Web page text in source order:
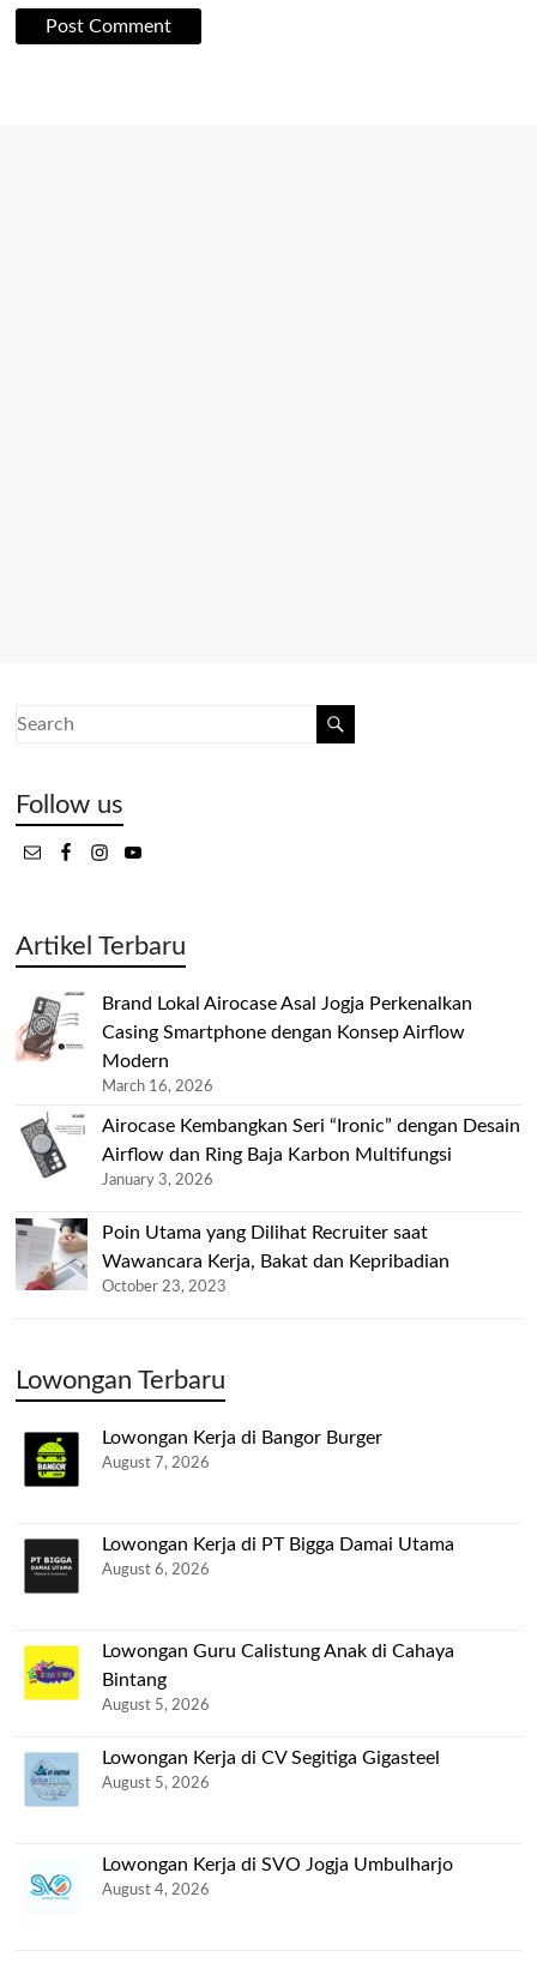
Follow us
Artikel Terbaru
Brand Lokal Airocase Asal Jogja Perkenalkan
Casing Smartphone dengan Konsep Airflow
Modern
March 16, 2026
Airocase Kembangkan Seri “Ironic” dengan Desain
Airflow dan Ring Baja Karbon Multifungsi
January 3, 2026
Poin Utama yang Dilihat Recruiter saat
Wawancara Kerja, Bakat dan Kepribadian
October 23, 2023
Lowongan Terbaru
Lowongan Kerja di Bangor Burger
August 7, 2026
Lowongan Kerja di PT Bigga Damai Utama
August 6, 2026
Lowongan Guru Calistung Anak di Cahaya
Bintang
August 5, 2026
Lowongan Kerja di CV Segitiga Gigasteel
August 5, 2026
Lowongan Kerja di SVO Jogja Umbulharjo
August 4, 2026